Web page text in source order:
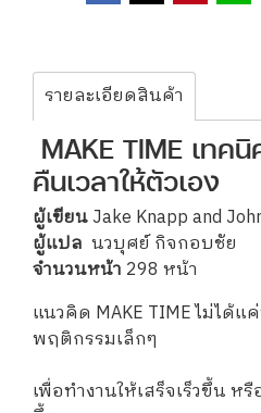
รายละเอียดสินค้า
MAKE TIME เทค
คืนเวลาให้ตัวเอง
ผู้เขียนJake Knapp and
ผู้แปล นวบุศย์ กิจกอบชัย
จำนวนหน้า 298 หน้า
แนวคิด MAKE TIME ไม่ไ
พฤติกรรมเล็กๆ
เพื่อทำงานให้เสร็จเร็วขึ้น ห